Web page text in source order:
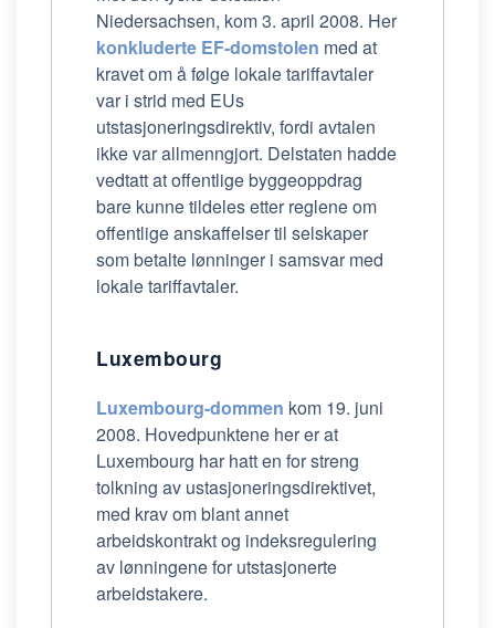
Niedersachsen, kom 3. april 2008. Her
konkluderte EF-domstolen med at
kravet om å følge lokale tariffavtaler
var i strid med EUs
utstasjoneringsdirektiv, fordi avtalen
ikke var allmenngjort. Delstaten hadde
vedtatt at offentlige byggeoppdrag
bare kunne tildeles etter reglene om
offentlige anskaffelser til selskaper
som betalte lønninger i samsvar med
lokale tariffavtaler.
Luxembourg
Luxembourg-dommen kom 19. juni
2008. Hovedpunktene her er at
Luxembourg har hatt en for streng
tolkning av ustasjoneringsdirektivet,
med krav om blant annet
arbeidskontrakt og indeksregulering
av lønningene for utstasjonerte
arbeidstakere.